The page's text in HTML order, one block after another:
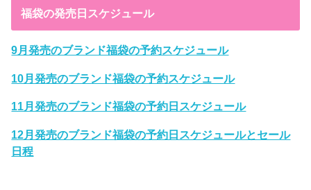
福袋の発売日スケジュール
9月発売のブランド福袋の予約スケジュール
10月発売のブランド福袋の予約スケジュール
11月発売のブランド福袋の予約日スケジュール
12月発売のブランド福袋の予約日スケジュールとセール
日程